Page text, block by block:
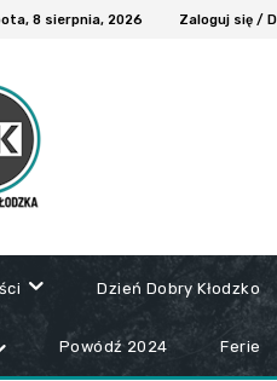
8 sierpnia, 2026 Zaloguj się /
Dzień Dobry Kłodzko
Powódź 2024 Ferie